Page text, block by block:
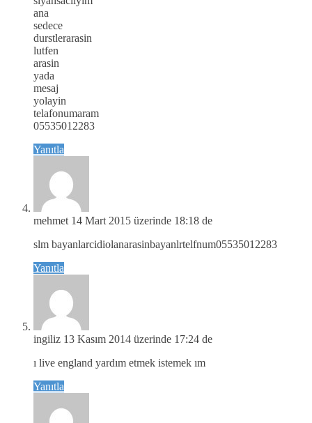
ana
sedece
durstlerarasin
lutfen
arasin
yada
mesaj
yolayin
telafonumaram
05535012283
Yanıtla
mehmet 14 Mart 2015 üzerinde 18:18 de
slm bayanlarcidiolanarasinbayanlrtelfnum05535012283
Yanıtla
ingiliz 13 Kasım 2014 üzerinde 17:24 de
ı live england yardım etmek istemek ım
Yanıtla